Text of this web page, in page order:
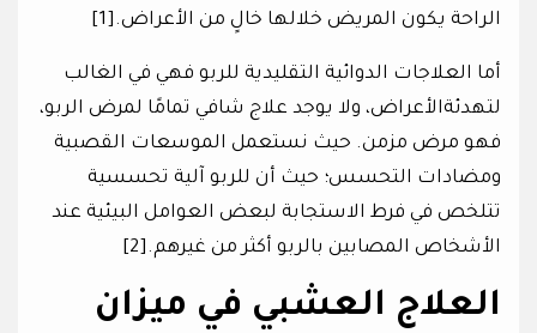
الراحة يكون المريض خلالها خالٍ من الأعراض.[1]
أما العلاجات الدوائية التقليدية للربو فهي في الغالب
لتهدئةالأعراض، ولا يوجد علاج شافي تمامًا لمرض الربو،
فهو مرض مزمن. حيث نستعمل الموسعات القصبية
ومضادات التحسس؛ حيث أن للربو آلية تحسسية
تتلخص في فرط الاستجابة لبعض العوامل البيئية عند
الأشخاص المصابين بالربو أكثر من غيرهم.[2]
العلاج العشبي في ميزان